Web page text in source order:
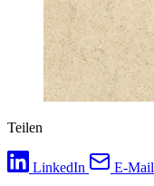
Teilen
LinkedIn
E-Mail